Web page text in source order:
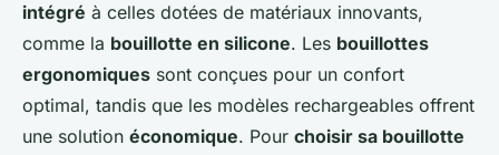
intégré à celles dotées de matériaux innovants,
comme la bouillotte en silicone. Les bouillottes
ergonomiques sont conçues pour un confort
optimal, tandis que les modèles rechargeables offrent
une solution économique. Pour choisir sa bouillotte